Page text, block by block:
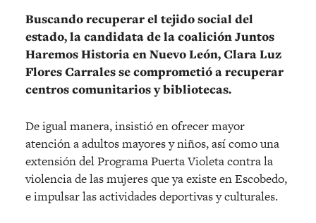
Buscando recuperar el tejido social del
estado, la candidata de la coalición Juntos
Haremos Historia en Nuevo León, Clara Luz
Flores Carrales se comprometió a recuperar
centros comunitarios y bibliotecas.
De igual manera, insistió en ofrecer mayor
atención a adultos mayores y niños, así como una
extensión del Programa Puerta Violeta contra la
violencia de las mujeres que ya existe en Escobedo,
e impulsar las actividades deportivas y culturales.